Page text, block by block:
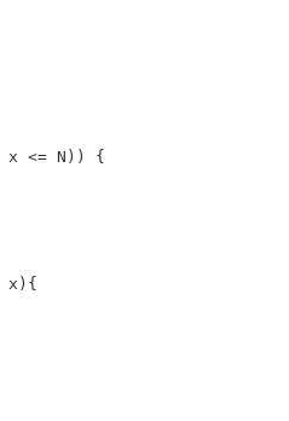
x <= N ) ) {
x ) {